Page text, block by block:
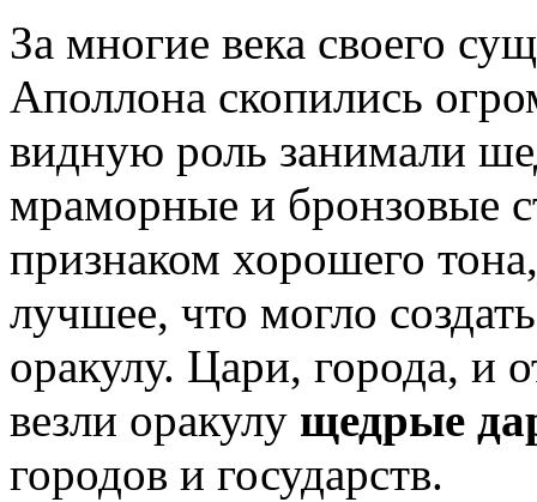
За многие века своего
Аполлона скопились
видную роль занимали
мраморные и бронзовые
признаком хорошего
лучшее, что могло
оракулу. Цари, города, и
везли оракулу щедрые
городов и государств.